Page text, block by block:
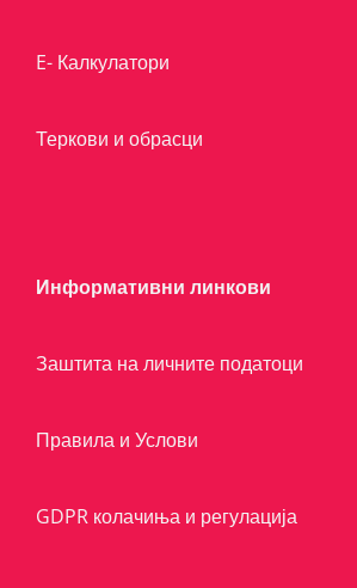
E- Калкулатори
Теркови и обрасци
Информативни линкови
Заштита на личните податоци
Правила и Услови
GDPR колачиња и регулација